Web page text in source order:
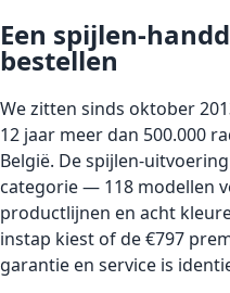
Een spijlen-
bestellen
We zitten sinds oktober
12 jaar meer dan 500.000
België. De spijlen-
categorie — 118 modellen
productlijnen en acht
instap kiest of de €797
garantie en service is